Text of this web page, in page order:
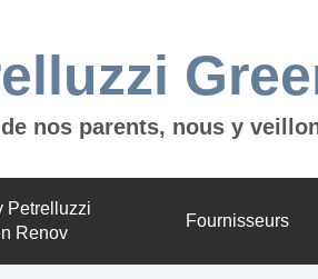
nos parents, nous y
Petrelluzzi
Renov
Fournisseurs